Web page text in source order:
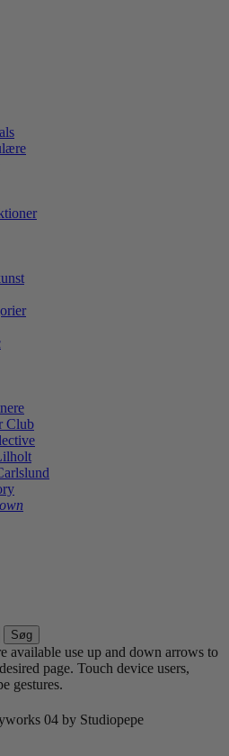
Club
available use up and down arrows to
page. Touch device users,
gestures.
04 by Studiopepe